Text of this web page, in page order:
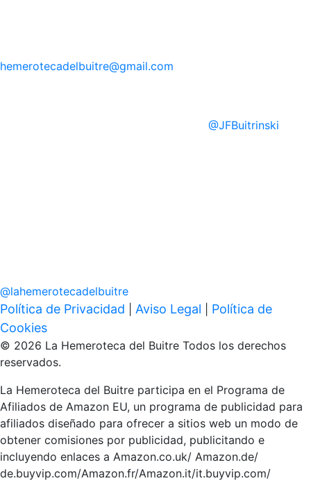
hemerotecadelbuitre@gmail.com
@JFBuitrinski
@lahemerotecadelbuitre
Política de Privacidad Aviso Legal
Política de
Cookies
© 2026 La Hemeroteca del Buitre Todos los derechos
reservados.
La Hemeroteca del Buitre participa en el Programa de
Afiliados de Amazon EU, un programa de publicidad para
afiliados diseñado para ofrecer a sitios web un modo de
obtener comisiones por publicidad, publicitando e
incluyendo enlaces a Amazon.co.uk/ Amazon.de/
de.buyvip.com/Amazon.fr/Amazon.it/it.buyvip.com/